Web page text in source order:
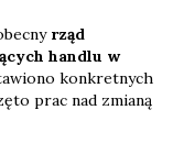
rząd
handlu w
konkretnych
prac nad zmianą